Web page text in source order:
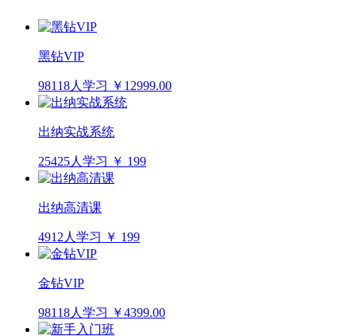
黑钻VIP
98118人学习 ￥12999.00
出纳实战系统
25425人学习 ￥ 199
出纳高清课
4912人学习 ￥ 199
金钻VIP
98118人学习 ￥4399.00